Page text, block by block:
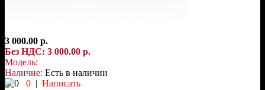
3 000.00 р.
Без НДС: 3 000.00 р.
Модель:
Наличие: Есть в наличии
0 | Написать